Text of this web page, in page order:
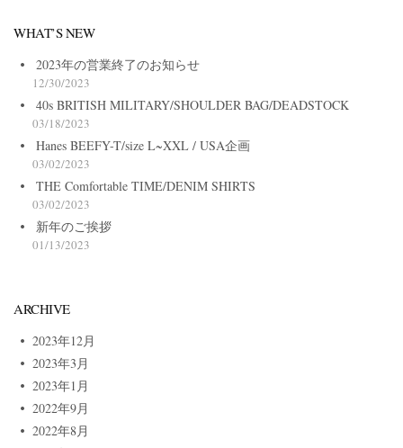
WHAT’S NEW
2023年の営業終了のお知らせ
12/30/2023
40s BRITISH MILITARY/SHOULDER BAG/DEADSTOCK
03/18/2023
Hanes BEEFY-T/size L~XXL / USA企画
03/02/2023
THE Comfortable TIME/DENIM SHIRTS
03/02/2023
新年のご挨拶
01/13/2023
ARCHIVE
2023年12月
2023年3月
2023年1月
2022年9月
2022年8月